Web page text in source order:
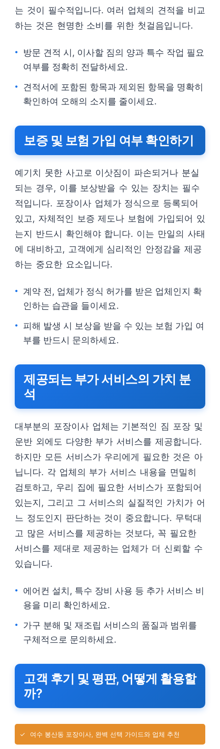
는 것이 필수적입니다. 여러 업체의 견적을 비교
하는 것은 현명한 소비를 위한 첫걸음입니다.
방문 견적 시, 이사할 짐의 양과 특수 작업 필요
여부를 정확히 전달하세요.
견적서에 포함된 항목과 제외된 항목을 명확히
확인하여 오해의 소지를 줄이세요.
보증 및 보험 가입 여부 확인하기
예기치 못한 사고로 이삿짐이 파손되거나 분실
되는 경우, 이를 보상받을 수 있는 장치는 필수
적입니다. 포장이사 업체가 정식으로 등록되어
있고, 자체적인 보증 제도나 보험에 가입되어 있
는지 반드시 확인해야 합니다. 이는 만일의 사태
에 대비하고, 고객에게 심리적인 안정감을 제공
하는 중요한 요소입니다.
계약 전, 업체가 정식 허가를 받은 업체인지 확
인하는 습관을 들이세요.
피해 발생 시 보상을 받을 수 있는 보험 가입 여
부를 반드시 문의하세요.
제공되는 부가 서비스의 가치 분
석
대부분의 포장이사 업체는 기본적인 짐 포장 및
운반 외에도 다양한 부가 서비스를 제공합니다.
하지만 모든 서비스가 우리에게 필요한 것은 아
닙니다. 각 업체의 부가 서비스 내용을 면밀히
검토하고, 우리 집에 필요한 서비스가 포함되어
있는지, 그리고 그 서비스의 실질적인 가치가 어
느 정도인지 판단하는 것이 중요합니다. 무턱대
고 많은 서비스를 제공하는 것보다, 꼭 필요한
서비스를 제대로 제공하는 업체가 더 신뢰할 수
있습니다.
에어컨 설치, 특수 장비 사용 등 추가 서비스 비
용을 미리 확인하세요.
가구 분해 및 재조립 서비스의 품질과 범위를
구체적으로 문의하세요.
고객 후기 및 평판, 어떻게 활용할
까?
✓ 여수 봉산동 포장이사, 완벽 선택 가이드와 업체 추천